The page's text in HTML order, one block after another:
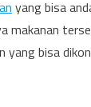
yang bisa
makanan
yang bisa